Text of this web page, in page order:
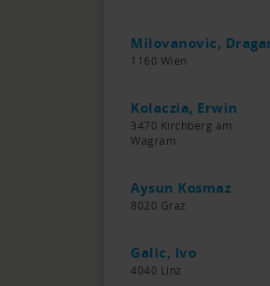
Milovanovic,
1160 Wien
Kolaczia, Erwin
3470 Kirchberg am
Wagram
Aysun Kosmaz
8020 Graz
Galic, Ivo
4040 Linz